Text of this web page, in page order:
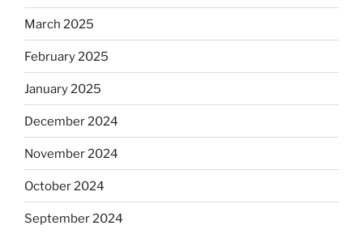
March 2025
February 2025
January 2025
December 2024
November 2024
October 2024
September 2024